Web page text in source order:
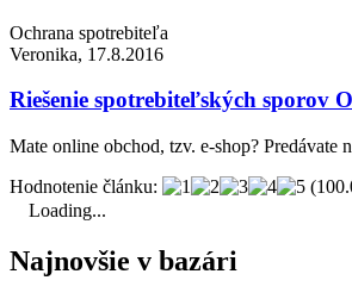
Ochrana spotrebiteľa
Veronika, 17.8.2016
Riešenie spotrebiteľských sporov
Mate online obchod, tzv. e-shop?
Hodnotenie článku:
Loading...
Najnovšie v bazári